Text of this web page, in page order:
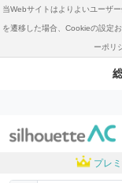
当Webサイトはよりよいユーザ
を遷移した場合、Cookieの設定
ーポリ
プレ